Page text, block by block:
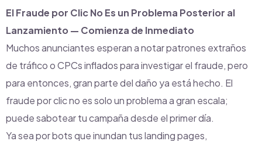
El Fraude por Clic No Es un Problema Posterior al
Lanzamiento — Comienza de Inmediato
Muchos anunciantes esperan a notar patrones extraños
de tráfico o CPCs inflados para investigar el fraude, pero
para entonces, gran parte del daño ya está hecho. El
fraude por clic no es solo un problema a gran escala;
puede sabotear tu campaña desde el primer día.
Ya sea por bots que inundan tus landing pages,